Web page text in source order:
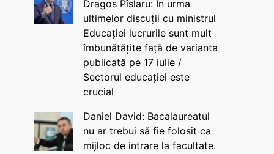
Dragos Pîslaru: În urma
ultimelor discuții cu ministrul
Educației lucrurile sunt mult
îmbunătățite față de varianta
publicată pe 17 iulie /
Sectorul educației este
crucial
Daniel David: Bacalaureatul
nu ar trebui să fie folosit ca
mijloc de intrare la facultate.